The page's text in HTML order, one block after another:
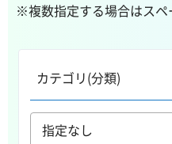
※複数指定する場合はスペ
カテゴリ(分類)